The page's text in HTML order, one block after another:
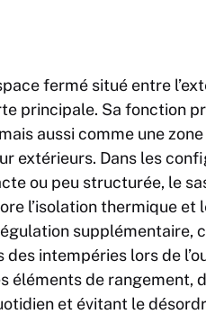
fermé situé entre
principale. Sa fonction
aussi comme une
extérieurs. Dans les
ou peu structurée, le
l’isolation thermique et
supplémentaire,
intempéries lors de
éléments de rangement,
et évitant le